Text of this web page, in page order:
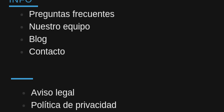
Preguntas frecuentes
Nuestro equipo
Blog
Contacto
Aviso legal
Política de privacidad